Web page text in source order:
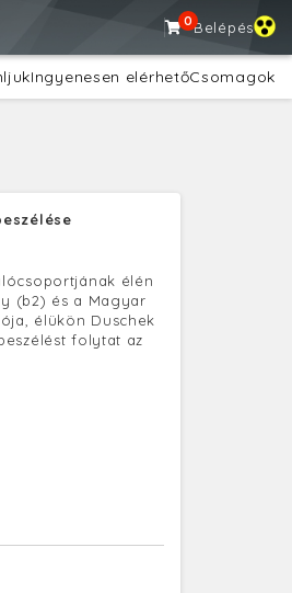
0Belépés
Ingyenesen elérhetőCsomagok
élén
(b2) és a Magyar
élükön Duschek
folytat az